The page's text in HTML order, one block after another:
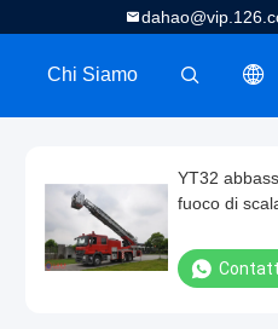
Chi Siamo
YT32
fuoco di